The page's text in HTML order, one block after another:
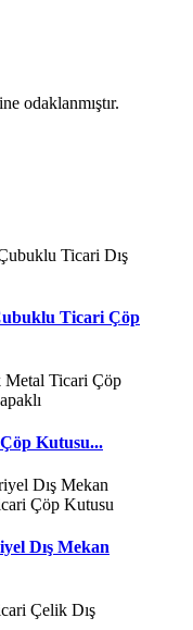
odaklanmıştır.
Ticari Çöp
Kutusu...
Dış Mekan